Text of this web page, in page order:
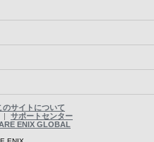
のサイトについて
サポートセンター
ENIX GLOBAL